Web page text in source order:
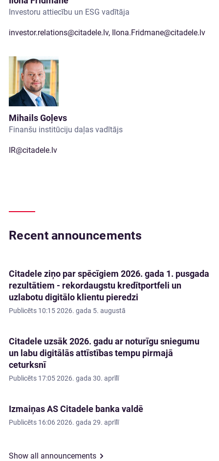
Investoru attiecību un ESG vadītāja
investor.relations@citadele.lv, Ilona.Fridmane@citadele.lv
Mihails Goļevs
Finanšu institūciju daļas vadītājs
IR@citadele.lv
Recent announcements
Citadele ziņo par spēcīgiem 2026. gada 1. pusgada
rezultātiem - rekordaugstu kredītportfeli un
uzlabotu digitālo klientu pieredzi
Publicēts 10:15 2026. gada 5. augustā
Citadele uzsāk 2026. gadu ar noturīgu sniegumu
un labu digitālās attīstības tempu pirmajā
ceturksnī
Publicēts 17:05 2026. gada 30. aprīlī
Izmaiņas AS Citadele banka valdē
Publicēts 16:06 2026. gada 29. aprīlī
Show all announcements